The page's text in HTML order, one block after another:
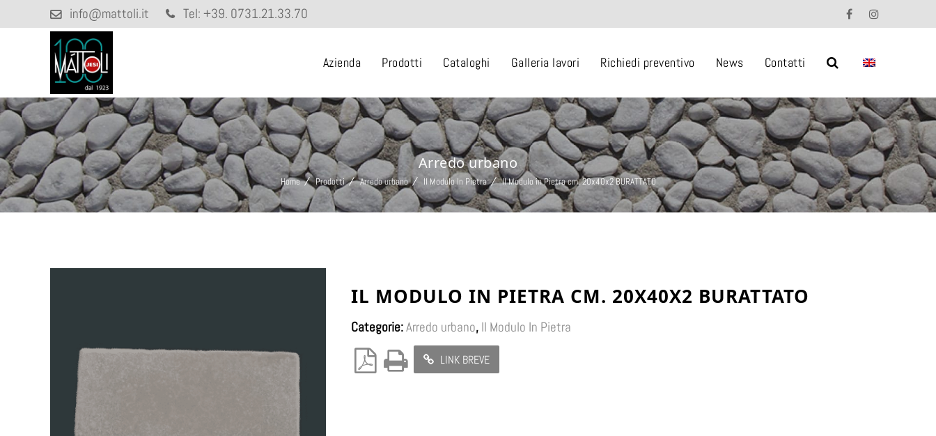
info@mattoli.it Tel: +39. 0731.21.33.70
Azienda Prodotti Cataloghi Galleria lavori Richiedi preventivo News Contatti
Arredo urbano
Home Prodotti Arredo urbano Il Modulo In Pietra Il Modulo in Pietra cm. 20x40x2 BURATTATO
IL MODULO IN PIETRA CM. 20X40X2 BURATTATO
Categorie:Arredo urbano, Il Modulo In Pietra
LINK BREVE